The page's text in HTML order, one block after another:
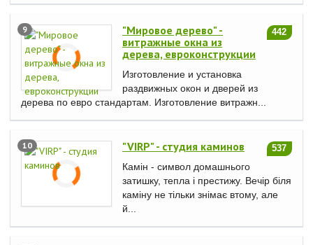
9 442
"Мировое дерево" -
витражные окна из
дерева, евроконструкции
Изготовление и установка
раздвижных окон и дверей из
дерева по евро стандартам. Изготовление витражн...
10 537
"VIRP" - студия каминов
Камін - символ домашнього
затишку, тепла і престижу. Вечір біля
каміну не тільки знімає втому, але
й...